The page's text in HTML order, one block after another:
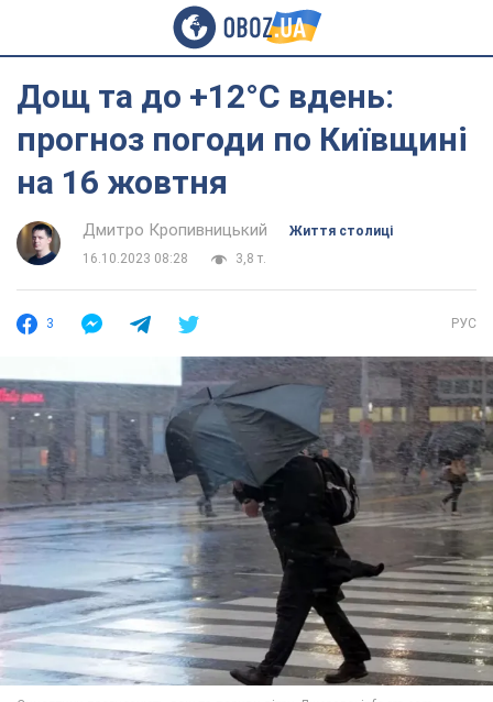
Дощ та до +12°С вдень:
прогноз погоди по Київщині
на 16 жовтня
Дмитро Кропивницький
Життя столиці
16.10.2023 08:28
3,8 т.
3 РУС